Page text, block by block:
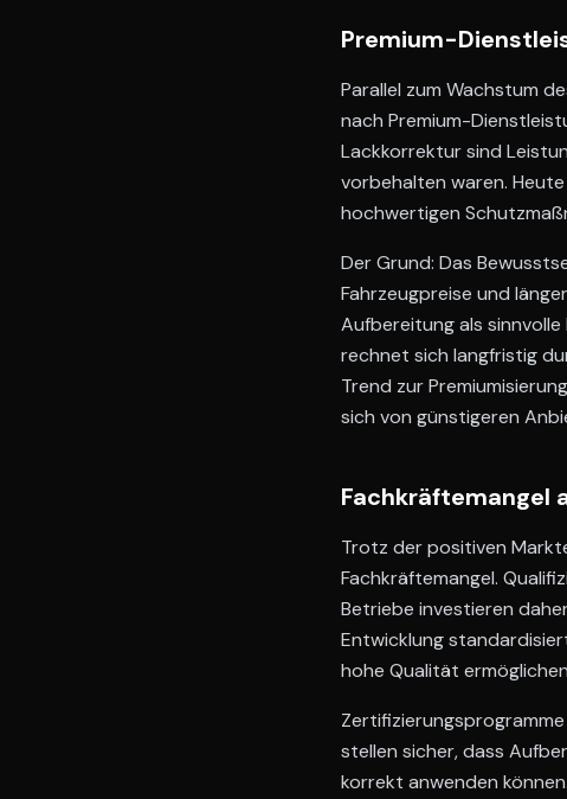
Premium-
Parallel zum Wachstum
nach Premium-
Lackkorrektur sind
vorbehalten waren.
hochwertigen
Der Grund: Das
Fahrzeugpreise und
Aufbereitung als
rechnet sich langfristig
Trend zur
sich von günstigeren
Fachkräftemangel
Trotz der positiven
Fachkräftemangel.
Betriebe investieren
Entwicklung
hohe Qualität
stellen sicher, dass
korrekt anwenden